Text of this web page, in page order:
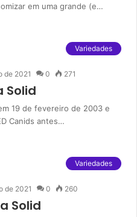
em uma grande (e…
Variedades
de 2021 0 271
Solid
19 de fevereiro de 2003 e
Canids antes…
Variedades
de 2021 0 260
Solid